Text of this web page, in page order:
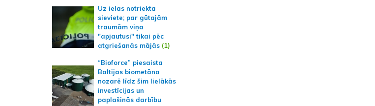
Uz ielas notriekta
sieviete; par gūtajām
traumām viņa
"apjautusi" tikai pēc
atgriešanās mājās (1)
“Bioforce” piesaista
Baltijas biometāna
nozarē līdz šim lielākās
investīcijas un
paplašinās darbību